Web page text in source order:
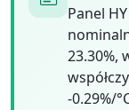
Panel
23.30%,
-0.29%/